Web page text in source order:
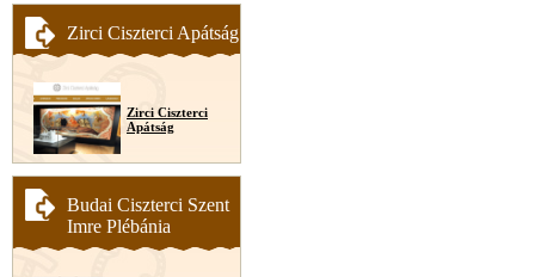
Zirci Ciszterci Apátság
Zirci Ciszterci
Apátság
Budai Ciszterci Szent
Imre Plébánia